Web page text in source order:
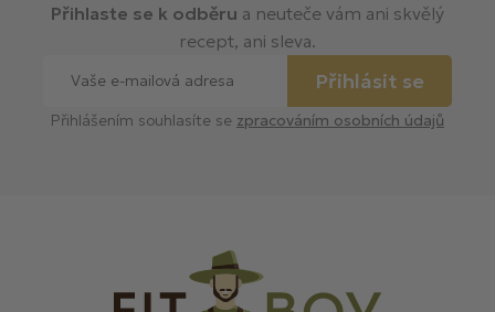
Přihlaste se k odběru a neuteče vám ani skvělý
recept, ani sleva.
Přihlásit se
Přihlášením souhlasíte se zpracováním osobních údajů